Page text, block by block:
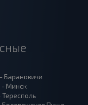
Барановичи
- Минск
Тересполь